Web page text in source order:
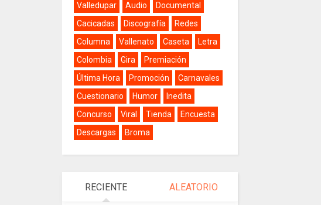
Valledupar
Audio
Documental
Cacicadas
Discografía
Redes
Columna
Vallenato Caseta
Letra
Colombia
Gira
Premiación
Última Hora
Promoción
Carnavales
Cuestionario
Humor
Inedita
Concurso
Viral Tienda
Encuesta
Descargas
Broma
RECIENTE ALEATORIO